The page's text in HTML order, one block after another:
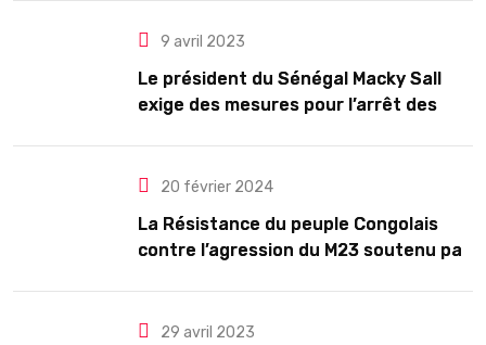
9 avril 2023
Le président du Sénégal Macky Sall
exige des mesures pour l’arrêt des
20 février 2024
La Résistance du peuple Congolais
contre l’agression du M23 soutenu par
29 avril 2023